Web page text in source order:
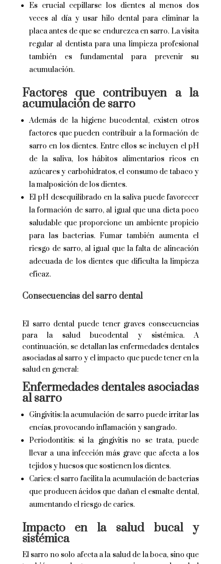
Es crucial cepillarse los dientes al menos dos
veces al día y usar hilo dental para eliminar la
placa antes de que se endurezca en sarro. La visita
regular al dentista para una limpieza profesional
también es fundamental para prevenir su
acumulación.
Factores que contribuyen a la
acumulación de sarro
Además de la higiene bucodental, existen otros
factores que pueden contribuir a la formación de
sarro en los dientes. Entre ellos se incluyen el pH
de la saliva, los hábitos alimentarios ricos en
azúcares y carbohidratos, el consumo de tabaco y
la malposición de los dientes.
El pH desequilibrado en la saliva puede favorecer
la formación de sarro, al igual que una dieta poco
saludable que proporcione un ambiente propicio
para las bacterias. Fumar también aumenta el
riesgo de sarro, al igual que la falta de alineación
adecuada de los dientes que dificulta la limpieza
eficaz.
Consecuencias del sarro dental
El sarro dental puede tener graves consecuencias
para la salud bucodental y sistémica. A
continuación, se detallan las enfermedades dentales
asociadas al sarro y el impacto que puede tener en la
salud en general:
Enfermedades dentales asociadas
al sarro
Gingivitis: la acumulación de sarro puede irritar las
encías, provocando inflamación y sangrado.
Periodontitis: si la gingivitis no se trata, puede
llevar a una infección más grave que afecta a los
tejidos y huesos que sostienen los dientes.
Caries: el sarro facilita la acumulación de bacterias
que producen ácidos que dañan el esmalte dental,
aumentando el riesgo de caries.
Impacto en la salud bucal y
sistémica
El sarro no solo afecta a la salud de la boca, sino que